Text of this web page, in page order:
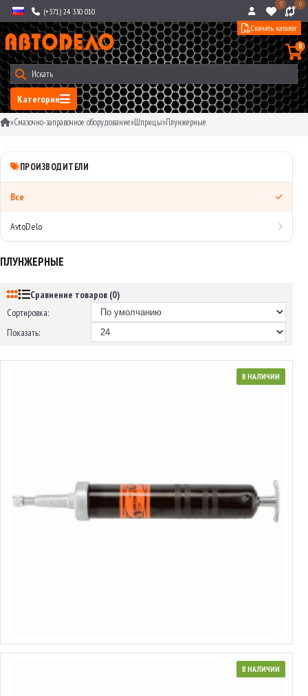
(+371) 24 330 010
0 0
Категории
0
Скачать каталог
»Смазочно-заправочное оборудование»Шприцы»Плунжерные
ПРОИЗВОДИТЕЛИ
Все
AvtoDelo
ПЛУНЖЕРНЫЕ
Сравнение товаров (0)
Сортировка:
Показать:
В НАЛИЧИИ
В НАЛИЧИИ